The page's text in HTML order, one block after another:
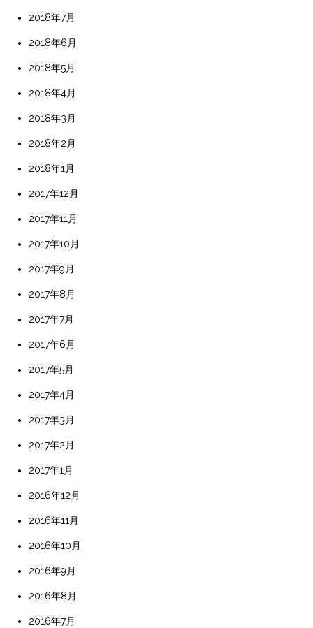
2018年7月
2018年6月
2018年5月
2018年4月
2018年3月
2018年2月
2018年1月
2017年12月
2017年11月
2017年10月
2017年9月
2017年8月
2017年7月
2017年6月
2017年5月
2017年4月
2017年3月
2017年2月
2017年1月
2016年12月
2016年11月
2016年10月
2016年9月
2016年8月
2016年7月